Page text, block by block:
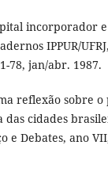
incorporador
IPPUR/
78, jan/abr. 1987.
reflexão sobre o
cidades
e Debates, ano